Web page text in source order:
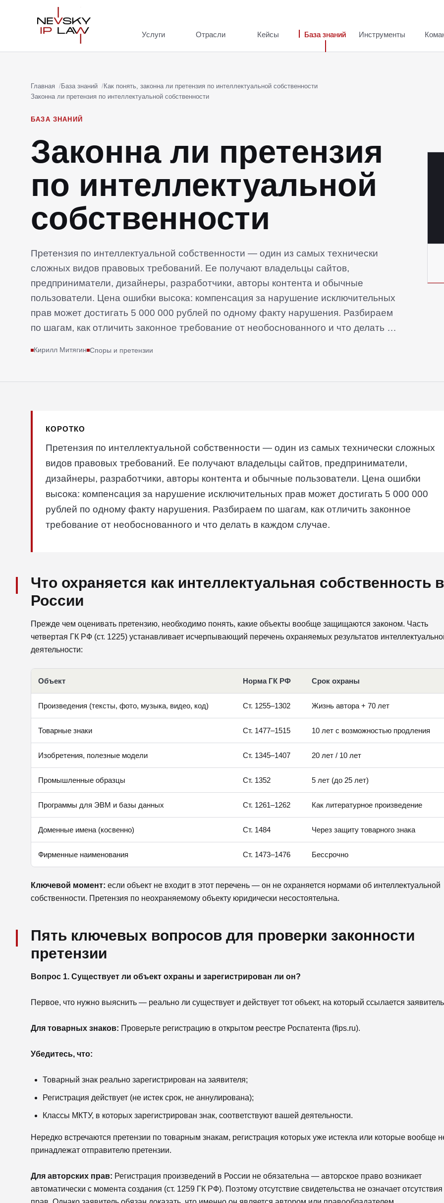
Услуги Отрасли Кейсы База знаний Инструменты
Главная База знаний
Как понять, законна ли претензия по интеллектуальной собственности
Законна ли претензия по интеллектуальной собственности
БАЗА ЗНАНИЙ
Законна ли претензия
по интеллектуальной
собственности
Претензия по интеллектуальной собственности — один из самых технически
сложных видов правовых требований. Ее получают владельцы сайтов,
предприниматели, дизайнеры, разработчики, авторы контента и обычные
пользователи. Цена ошибки высока: компенсация за нарушение исключительных
прав может достигать 5 000 000 рублей по одному факту нарушения. Разбираем
по шагам, как отличить законное требование от необоснованного и что делать в
Кирилл Митягин Споры и претензии
КОРОТКО
Претензия по интеллектуальной собственности — один из самых технически сложных
видов правовых требований. Ее получают владельцы сайтов, предприниматели,
дизайнеры, разработчики, авторы контента и обычные пользователи. Цена ошибки
высока: компенсация за нарушение исключительных прав может достигать 5 000 000
рублей по одному факту нарушения. Разбираем по шагам, как отличить законное
требование от необоснованного и что делать в каждом случае.
Что охраняется как интеллектуальная собственность в
России
Прежде чем оценивать претензию, необходимо понять, какие объекты вообще защищаются законом. Часть
четвертая ГК РФ (ст. 1225) устанавливает исчерпывающий перечень охраняемых результатов
деятельности:
Объект Норма ГК РФ Срок охраны
Произведения (тексты, фото, музыка, видео, код) Ст. 1255–1302 Жизнь автора + 70 лет
Товарные знаки Ст. 1477–1515 10 лет с возможностью продления
Изобретения, полезные модели Ст. 1345–1407 20 лет / 10 лет
Промышленные образцы Ст. 1352 5 лет (до 25 лет)
Программы для ЭВМ и базы данных Ст. 1261–1262 Как литературное произведение
Доменные имена (косвенно) Ст. 1484 Через защиту товарного знака
Фирменные наименования Ст. 1473–1476 Бессрочно
Ключевой момент: если объект не входит в этот перечень — он не охраняется нормами об интеллектуальной
собственности. Претензия по неохраняемому объекту юридически несостоятельна.
Пять ключевых вопросов для проверки законности
претензии
Вопрос 1. Существует ли объект охраны и зарегистрирован ли он?
Первое, что нужно выяснить — реально ли существует и действует тот объект, на который ссылается
Для товарных знаков: Проверьте регистрацию в открытом реестре Роспатента (fips.ru).
Убедитесь, что:
Товарный знак реально зарегистрирован на заявителя;
Регистрация действует (не истек срок, не аннулирована);
Классы МКТУ, в которых зарегистрирован знак, соответствуют вашей деятельности.
Нередко встречаются претензии по товарным знакам, регистрация которых уже истекла или которые вообще
принадлежат отправителю претензии.
Для авторских прав: Регистрация произведений в России не обязательна — авторское право возникает
автоматически с момента создания (ст. 1259 ГК РФ). Поэтому отсутствие свидетельства не означает отсутствия